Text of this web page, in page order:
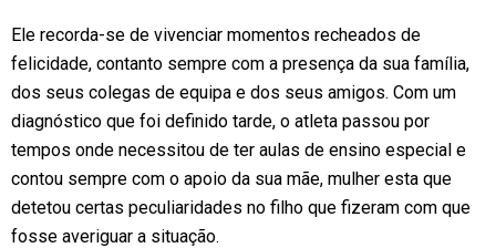
Ele recorda-se de vivenciar momentos recheados de
felicidade, contanto sempre com a presença da sua família,
dos seus colegas de equipa e dos seus amigos. Com um
diagnóstico que foi definido tarde, o atleta passou por
tempos onde necessitou de ter aulas de ensino especial e
contou sempre com o apoio da sua mãe, mulher esta que
detetou certas peculiaridades no filho que fizeram com que
fosse averiguar a situação.